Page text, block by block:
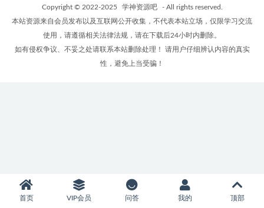
Copyright © 2022-2025 学神资源吧
- All rights reserved.
本站资源来自会员发布以及互联网公开收集，不代表本站立场，仅限学习交流
使用，请遵循相关法律法规，请在下载后24小时内删除。
如有侵权争议、不妥之处请联系本站删除处理！ 请用户仔细辨认内容的真实
性，避免上当受骗！
首页 VIP会员 问答 我的 顶部